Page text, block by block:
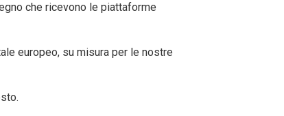
che ricevono le piattaforme
europeo, su misura per le nostre